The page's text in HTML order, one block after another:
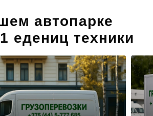
автопарке
едениц техники